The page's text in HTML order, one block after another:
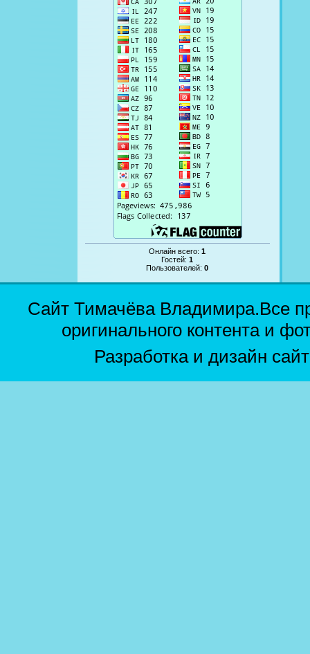
Онлайн всего:1
Гостей:1
Пользователей:0
Сайт Тимачёва Владимира.Все
оригинального контента и
Разработка и дизайн